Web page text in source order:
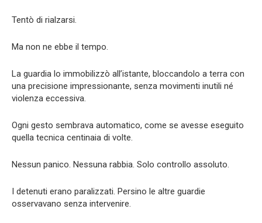
Tentò di rialzarsi.
Ma non ne ebbe il tempo.
La guardia lo immobilizzò all’istante, bloccandolo a terra con
una precisione impressionante, senza movimenti inutili né
violenza eccessiva.
Ogni gesto sembrava automatico, come se avesse eseguito
quella tecnica centinaia di volte.
Nessun panico. Nessuna rabbia. Solo controllo assoluto.
I detenuti erano paralizzati. Persino le altre guardie
osservavano senza intervenire.